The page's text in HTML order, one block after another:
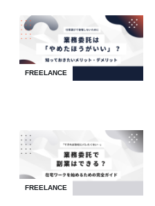
FREELANCE
FREELANCE